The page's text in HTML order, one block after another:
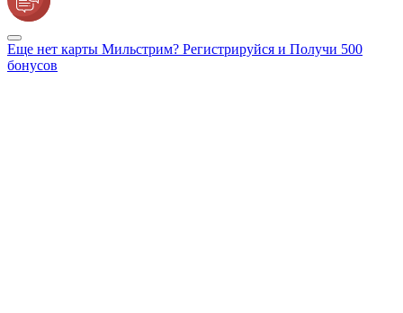
Еще нет карты Мильстрим? Регистрируйся и Получи 500
бонусов